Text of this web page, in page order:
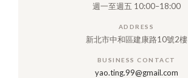
週一至週五 10:00–18:00
ADDRESS
新北市中和區建康路10號2樓
BUSINESS CONTACT
yao.ting.99@gmail.com